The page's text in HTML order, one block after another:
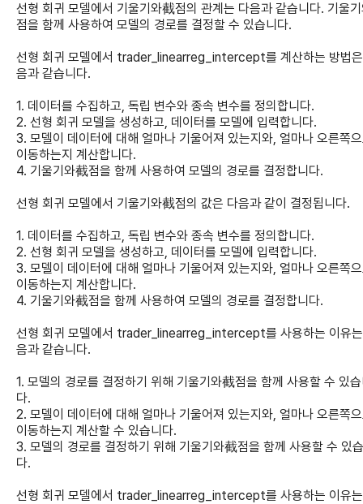
선형 회귀 모델에서 기울기와截점의 관계는 다음과 같습니다. 기울
점을 함께 사용하여 모델의 경로를 결정할 수 있습니다.
선형 회귀 모델에서 trader_linearreg_intercept를 계산하는 방법
음과 같습니다.
1. 데이터를 수집하고, 독립 변수와 종속 변수를 정의합니다.
2. 선형 회귀 모델을 생성하고, 데이터를 모델에 입력합니다.
3. 모델이 데이터에 대해 얼마나 기울어져 있는지와, 얼마나 오른쪽
이동하는지 계산합니다.
4. 기울기와截점을 함께 사용하여 모델의 경로를 결정합니다.
선형 회귀 모델에서 기울기와截점의 값은 다음과 같이 결정됩니다.
1. 데이터를 수집하고, 독립 변수와 종속 변수를 정의합니다.
2. 선형 회귀 모델을 생성하고, 데이터를 모델에 입력합니다.
3. 모델이 데이터에 대해 얼마나 기울어져 있는지와, 얼마나 오른쪽
이동하는지 계산합니다.
4. 기울기와截점을 함께 사용하여 모델의 경로를 결정합니다.
선형 회귀 모델에서 trader_linearreg_intercept를 사용하는 이유
음과 같습니다.
1. 모델의 경로를 결정하기 위해 기울기와截점을 함께 사용할 수 있
다.
2. 모델이 데이터에 대해 얼마나 기울어져 있는지와, 얼마나 오른쪽
이동하는지 계산할 수 있습니다.
3. 모델의 경로를 결정하기 위해 기울기와截점을 함께 사용할 수 있
다.
선형 회귀 모델에서 trader_linearreg_intercept를 사용하는 이유